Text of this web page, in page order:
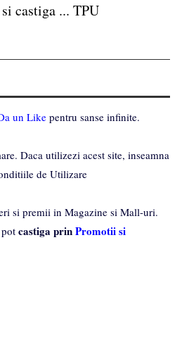
castiga ... TPU
un Likepentru sanse infinite.
Daca utilizezi acest site, inseamna
de Utilizare
si premii in Magazine si Mall-uri.
castiga prinPromotii si